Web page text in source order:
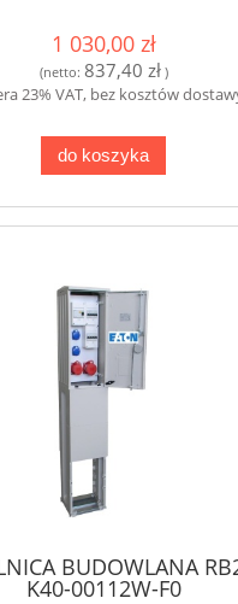
1 030,00 zł
(netto: 837,40 zł)
23% VAT, bez kosztów
do koszyka
BUDOWLANA
K40-00112W-F0